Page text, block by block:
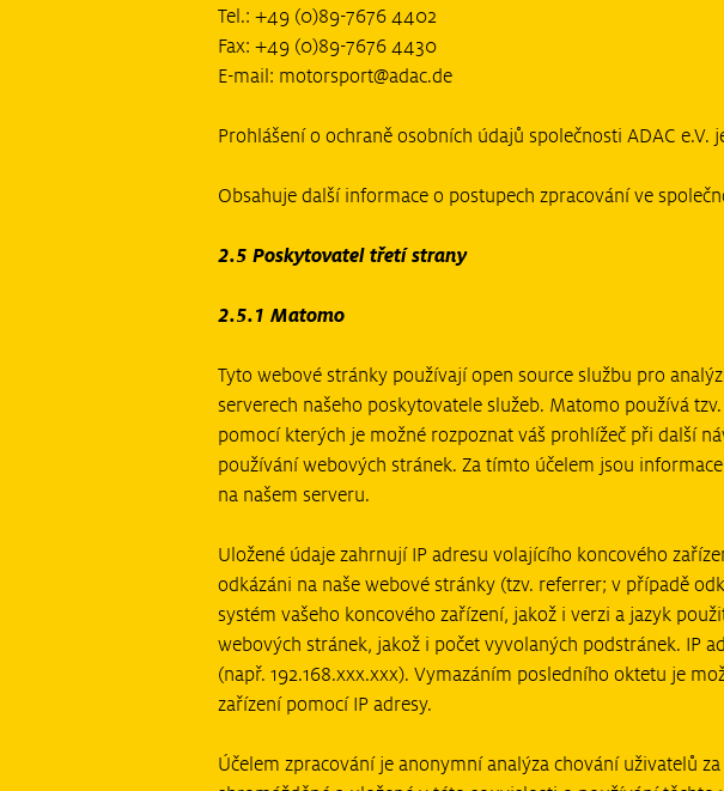
Tel.: +49 (0)89-7676 4402
Fax: +49 (0)89-7676 4430
E-mail: motorsport@adac.de
Prohlášení o ochraně osobních údajů společnosti ADAC e.V.
Obsahuje další informace o postupech zpracování ve
2.5 Poskytovatel třetí strany
2.5.1 Matomo
Tyto webové stránky používají open source službu pro
serverech našeho poskytovatele služeb. Matomo používá
pomocí kterých je možné rozpoznat váš prohlížeč při další
používání webových stránek. Za tímto účelem jsou
na našem serveru.
Uložené údaje zahrnují IP adresu volajícího koncového
odkázáni na naše webové stránky (tzv. referrer; v případě
systém vašeho koncového zařízení, jakož i verzi a jazyk
webových stránek, jakož i počet vyvolaných podstránek. IP
(např. 192.168.xxx.xxx). Vymazáním posledního oktetu je
zařízení pomocí IP adresy.
Účelem zpracování je anonymní analýza chování uživatelů